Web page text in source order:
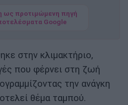
ως προτιμώμενη πηγή
Google
στην κλιμακτήριο,
που φέρνει στη ζωή
την ανάγκη
θέμα ταμπού.